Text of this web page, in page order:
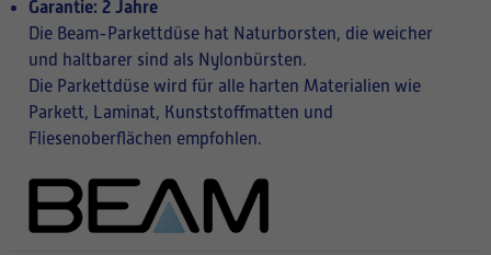
Garantie: 2 Jahre
Die Beam-Parkettdüse hat Naturborsten, die weicher
und haltbarer sind als Nylonbürsten.
Die Parkettdüse wird für alle harten Materialien wie
Parkett, Laminat, Kunststoffmatten und
Fliesenoberflächen empfohlen.